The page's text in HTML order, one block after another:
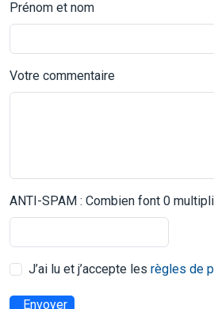
Prénom et nom
Votre commentaire
ANTI-SPAM : Combien font 0
J’ai lu et j’accepte les règles de
Envoyer